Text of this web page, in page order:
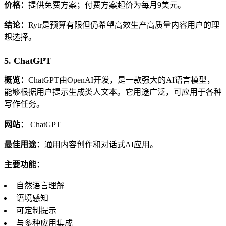
价格： 提供免费方案；付费方案起价为每月9美元。
结论： Rytr是预算有限但仍希望高效生产高质量内容用户的理
想选择。
5. ChatGPT
概览： ChatGPT由OpenAI开发，是一款强大的AI语言模型，
能够根据用户提示生成类人文本。它用途广泛，可应用于各种
写作任务。
网站： ChatGPT
最佳用途： 通用内容创作和对话式AI应用。
主要功能：
自然语言理解
语境感知
可定制提示
与多种应用集成